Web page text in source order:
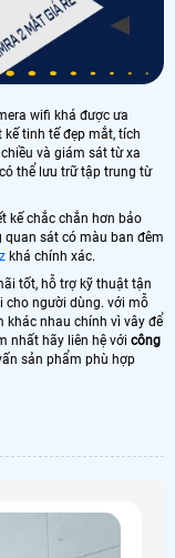
wifi khá được ưa
tinh tế đẹp mắt, tích
và giám sát từ xa
thể lưu trữ tập trung từ
kế chắc chắn hơn bảo
sát có màu ban đêm
khá chính xác.
tốt, hỗ trợ kỹ thuật tận
cho người dùng. với mỗ
khác nhau chính vì vây để
nhất hãy liên hệ với công
sản phẩm phù hợp